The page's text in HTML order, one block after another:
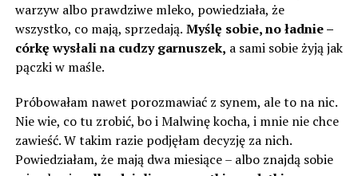
warzyw albo prawdziwe mleko, powiedziała, że
wszystko, co mają, sprzedają. Myślę sobie, no ładnie –
córkę wysłali na cudzy garnuszek, a sami sobie żyją jak
pączki w maśle.
Próbowałam nawet porozmawiać z synem, ale to na nic.
Nie wie, co tu zrobić, bo i Malwinę kocha, i mnie nie chce
zawieść. W takim razie podjęłam decyzję za nich.
Powiedziałam, że ​​mają dwa miesiące – albo znajdą sobie